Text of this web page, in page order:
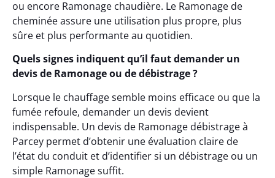
ou encore Ramonage chaudière. Le Ramonage de
cheminée assure une utilisation plus propre, plus
sûre et plus performante au quotidien.
Quels signes indiquent qu’il faut demander un
devis de Ramonage ou de débistrage ?
Lorsque le chauffage semble moins efficace ou que la
fumée refoule, demander un devis devient
indispensable. Un devis de Ramonage débistrage à
Parcey permet d’obtenir une évaluation claire de
l’état du conduit et d’identifier si un débistrage ou un
simple Ramonage suffit.